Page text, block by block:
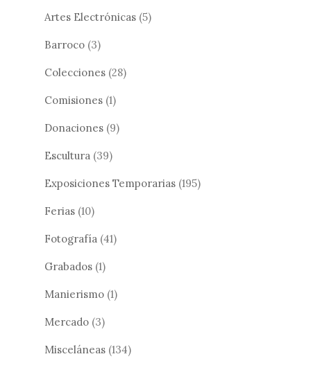
Artes Electrónicas (5)
Barroco (3)
Colecciones (28)
Comisiones (1)
Donaciones (9)
Escultura (39)
Exposiciones Temporarias (195)
Ferias (10)
Fotografía (41)
Grabados (1)
Manierismo (1)
Mercado (3)
Misceláneas (134)